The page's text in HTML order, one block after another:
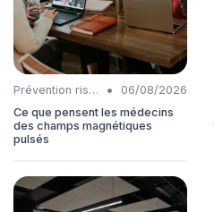
Prévention risques •
06/08/2026
Ce que pensent les médecins
des champs magnétiques
pulsés